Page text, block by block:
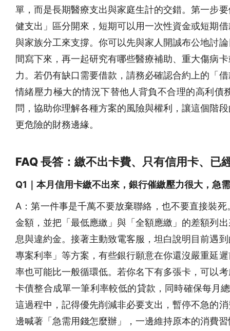
單，而是長期醫療支出與家庭生計的交錯。第一步
健支出」區分開來，短期可以用一次性資金或短期
與家族分工來支撐。你可以先與家人開誠布公地討
間寫下來，再一起研究有哪些醫療補助、重大傷病
力。若仍有缺口需要借款，請務必確認合約上的「
情緒壓力極大的情況下替他人背負不合理的高利
問，協助你理解各種方案的風險與權利，讓這個階
更危險的財務邊緣。
FAQ 長答：繳不出卡費、只有信用卡、已
Q1｜本月信用卡繳不出來，銀行催繳壓力很大，急
A：第一件事是千萬不要放棄聯絡，也不要直接裝
金額，並把「最低應繳」與「全額應繳」的差額列
息與違約金。接著主動致電客服，坦白說明目前遇
專案利率」等方案，有些銀行願意在你還沒嚴重延
率也可能比一般循環低。若你名下有多張卡，可以
卡債整合成單一筆利率較低的貸款，同時確保每月
這過程中，記得優先削減非必要支出，暫停不急的
邊喊著「急需用錢怎麼辦」，一邊維持原本的消費